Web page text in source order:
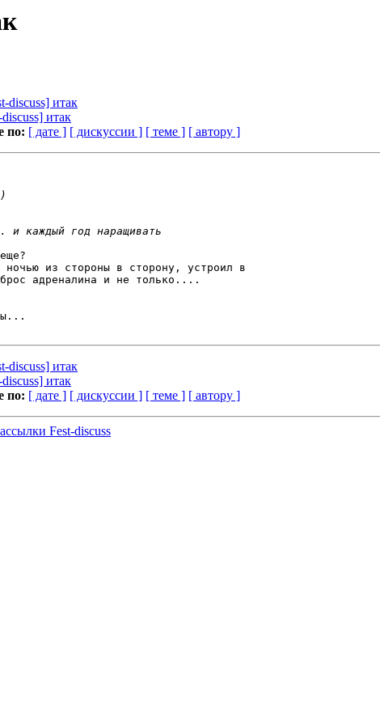
discuss] итак
discuss] итак
по: [ дате ] [ дискуссии ] [ теме ] [ автору ]
ночью из стороны в сторону, устроил в
адреналина и не только....
discuss] итак
discuss] итак
по: [ дате ] [ дискуссии ] [ теме ] [ автору ]
Fest-discuss